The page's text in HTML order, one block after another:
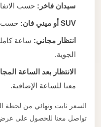
سيدان فاخر:حسب الاتفاق
SUV أو ميني فان: حسب
انتظار مجاني:ساعة
الجوية.
الانتظار بعد الساعة
معنا للساعة الإضافية.
السعر ثابت ونهائي من لحظة
تواصل معنا للحصول على